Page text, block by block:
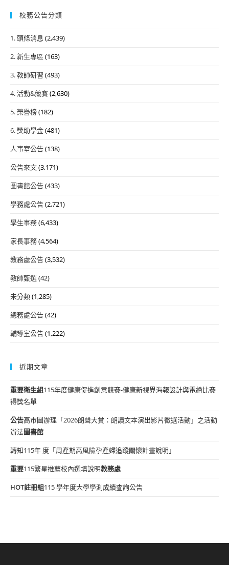
校務公告分類
1. 頭條消息 (2,439)
2. 新生專區 (163)
3. 教師研習 (493)
4. 活動&競賽(2,630)
5. 榮譽榜(182)
6. 獎助學金(481)
人事室公告(138)
公告來文(3,171)
圖書館公告(433)
學務處公告(2,721)
學生事務(6,433)
家長事務(4,564)
教務處公告(3,532)
教師甄選(42)
未分類(1,285)
總務處公告(42)
輔導室公告(1,222)
近期文章
重要衛生組115年度健康促進創意競賽-健康新視界海報設計與電繪比賽
得獎名單
公告高市圖辦理「2026朗聲大賞：朗讀文本演出影片徵選活動」之活動
辦法圖書館
轉知115年 度「周產期高風險孕產婦追蹤關懷計畫說明」
重要115繁星推薦校內選填說明教務處
HOT註冊組115 學年度大學學測成績查詢公告